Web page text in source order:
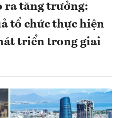
ra tăng trưởng:
tổ chức thực hiện
triển trong giai